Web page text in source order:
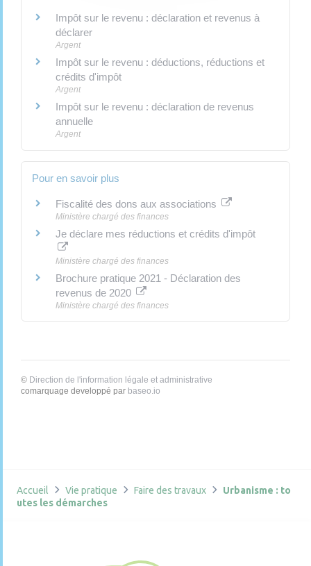
Impôt sur le revenu : déclaration et revenus à
déclarer
Argent
Impôt sur le revenu : déductions, réductions et
crédits d'impôt
Argent
Impôt sur le revenu : déclaration de revenus
annuelle
Argent
Pour en savoir plus
Fiscalité des dons aux associations
Ministère chargé des finances
Je déclare mes réductions et crédits d'impôt
Ministère chargé des finances
Brochure pratique 2021 - Déclaration des
revenus de 2020
Ministère chargé des finances
© Direction de l'information légale et administrative
comarquage developpé par baseo.io
Accueil Vie pratique Faire des travaux
Urbanisme : to
utes les démarches